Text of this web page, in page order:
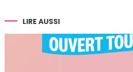
l’article
LIRE AUSSI